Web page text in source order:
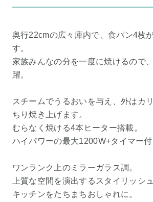
奥行22cmの広々庫内で、食パン4枚
す。
家族みんなの分を一度に焼けるので
躍。
スチームでうるおいを与え、外はカ
ちり焼き上げます。
むらなく焼ける4本ヒーター搭載。
ハイパワーの最大1200W+タイマー付
ワンランク上のミラーガラス調。
上質な空間を演出するスタイリッシ
キッチンをたちまちおしゃれに。